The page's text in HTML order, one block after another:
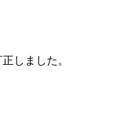
しました。